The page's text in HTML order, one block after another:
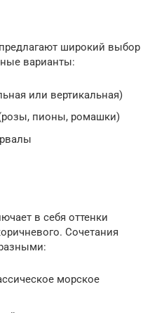
широкий выбор
варианты:
или вертикальная)
пионы, ромашки)
в себя оттенки
Сочетания
морское